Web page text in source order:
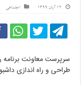
12 آبان 1399 اجتماعی
سرپرست معاونت برنامه
طراحی و راه اندازی